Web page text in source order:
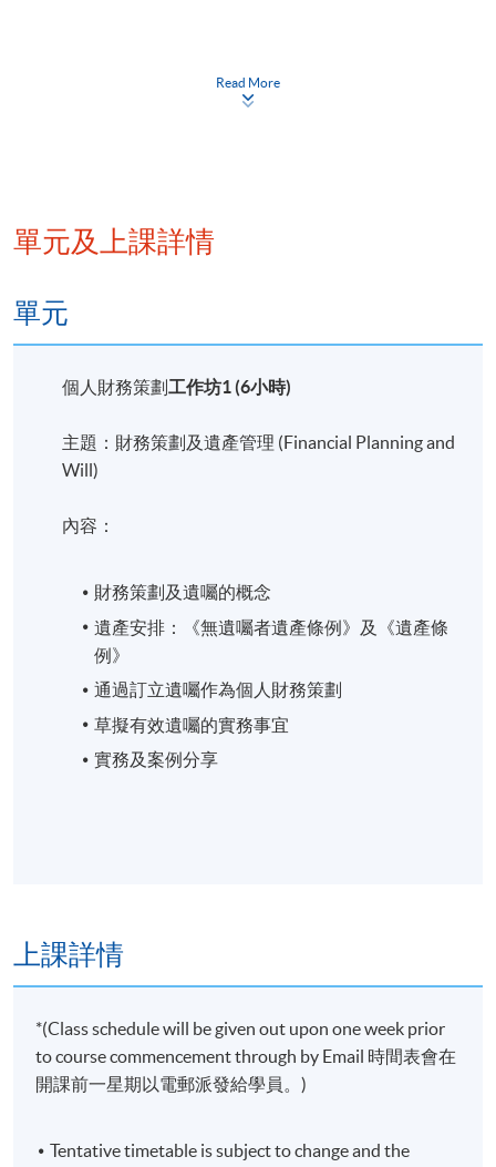
學。 除了他的學術成就外，麥先生在會計、保險
和投資相關領域擁有多項專業資格，包括CAIA特
(Aust.) 澳洲註冊會計師、CESGA 認證ESG分析
師、FRM金融風險管理師 以及 PRM專業風險管
導師 : Ms. Ivy Leung
梁律師於2003年開始成為執業大律師，她亦是香
港仲裁司學會會員，主要的執業範疇包括為商業
客戶提供生意或行業相關的法律資詢服務，包括
權法、國際貿易法、財產法等的法律意見。她的
業務亦包括草擬各類法律文件和商業協議、民事
訴訟文件、信託文件、股東協議、認股權協議、
及北京大學的中國法學學士、香港大學的法學研
資格。
導師 : Ms. Sheree Ma
Read More
單元及上課詳情
單元
個人財務策劃工作坊1 (6小時)
主題：財務策劃及遺產管理 (Financial Planning and
Will)
內容：
財務策劃及遺囑的概念
遺產安排：《無遺囑者遺產條例》及《遺產條
例》
通過訂立遺囑作為個人財務策劃
草擬有效遺囑的實務事宜
實務及案例分享
上課詳情
*(Class schedule will be given out upon one week prior
to course commencement through by Email 時間表會在
開課前一星期以電郵派發給學員。)
Tentative timetable is subject to change and the